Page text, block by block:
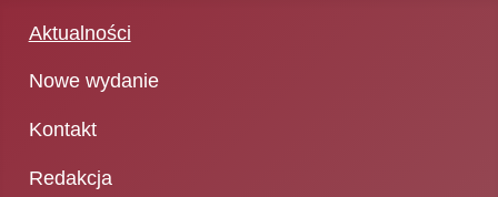
Aktualności
Nowe wydanie
Kontakt
Redakcja